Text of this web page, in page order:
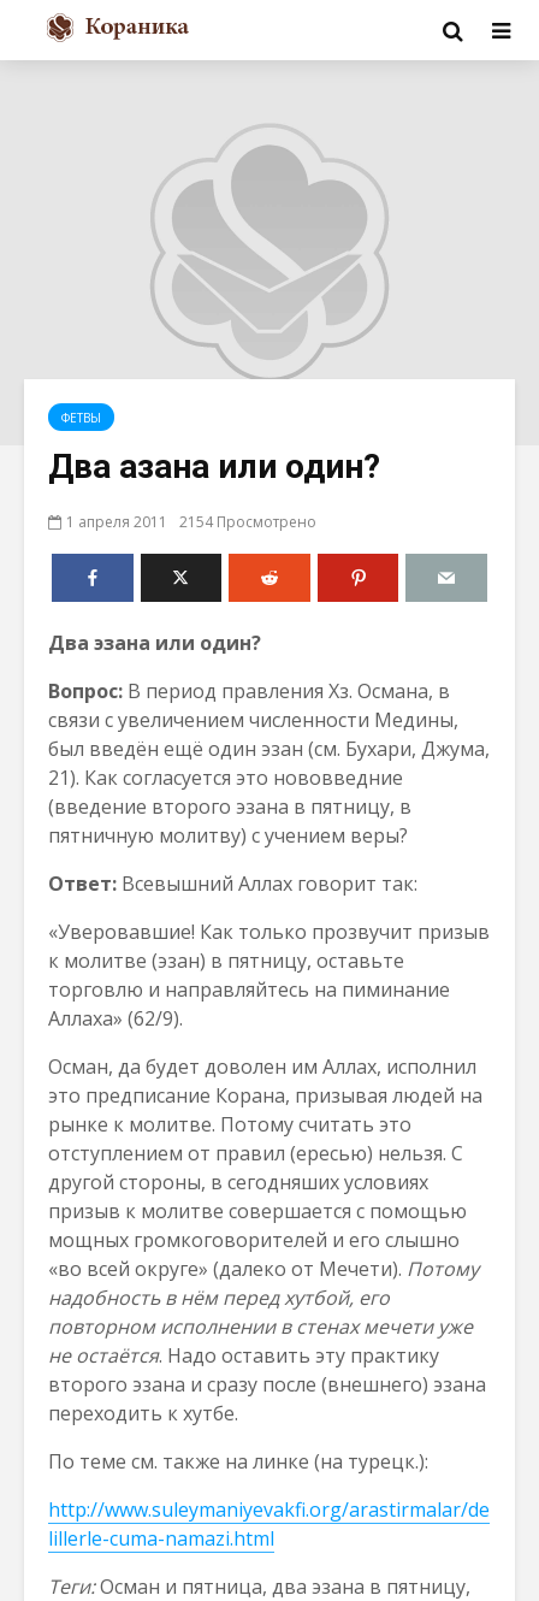
ФЕТВЫ
Два азана или один?
1 апреля 2011 2154 Просмотрено
Два эзана или один?
Вопрос: В период правления Хз. Османа, в
связи с увеличением численности Медины,
был введён ещё один эзан (см. Бухари, Джума,
21). Как согласуется это нововведние
(введение второго эзана в пятницу, в
пятничную молитву) с учением веры?
Ответ: Всевышний Аллах говорит так:
«Уверовавшие! Как только прозвучит призыв
к молитве (эзан) в пятницу, оставьте
торговлю и направляйтесь на пиминание
Аллаха» (62/9).
Осман, да будет доволен им Аллах, исполнил
это предписание Корана, призывая людей на
рынке к молитве. Потому считать это
отступлением от правил (ересью) нельзя. С
другой стороны, в сегодняших условиях
призыв к молитве совершается с помощью
мощных громкоговорителей и его слышно
«во всей округе» (далеко от Мечети). Потому
надобность в нём перед хутбой, его
повторном исполнении в стенах мечети уже
не остаётся. Надо оставить эту практику
второго эзана и сразу после (внешнего) эзана
переходить к хутбе.
По теме см. также на линке (на турецк.):
http://www.suleymaniyevakfi.org/arastirmalar/de
lillerle-cuma-namazi.html
Теги:Осман и пятница, два эзана в пятницу,